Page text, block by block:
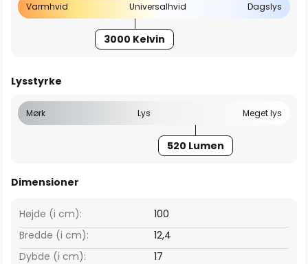
Varmhvid Universalhvid Dagslys
3000 Kelvin
Lysstyrke
Mørk Lys Meget lys
520 Lumen
Dimensioner
Bredde (i cm): 12,4
Højde (i cm): 100
Dybde (i cm): 17